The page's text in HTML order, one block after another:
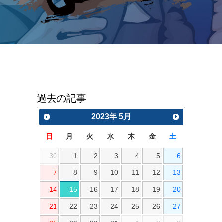
過去の記事
2023年 5月
日 月 火 水 木 金 土
30 1 2 3 4 5 6
7 8 9 10 11 12 13
14 15 16 17 18 19 20
21 22 23 24 25 26 27